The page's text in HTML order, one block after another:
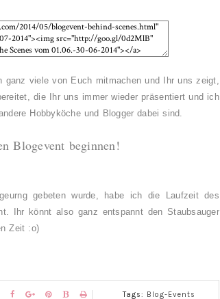
ganz viele von Euch mitmachen und Ihr uns zeigt,
die Ihr uns immer wieder präsentiert und ich
Hobbyköche und Blogger dabei sind.
Blogevent beginnen!
gebeten wurde, habe ich die Laufzeit des
Ihr könnt also ganz entspannt den Staubsauger
Zeit :o)
Tags: Blog-Events